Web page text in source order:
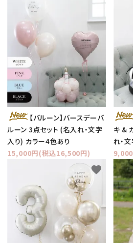
【バルーン】バースデーバ
ルーン 3点セット (名入れ・文字
入り) カラー4色あり
15,000円(税込16,500円)
キ &
れ・
favorite